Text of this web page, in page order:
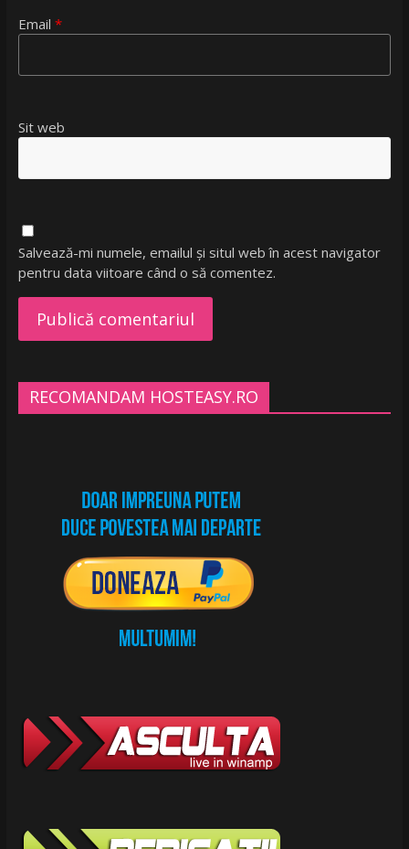
Email *
Sit web
Salvează-mi numele, emailul și situl web în acest navigator
pentru data viitoare când o să comentez.
RECOMANDAM HOSTEASY.RO